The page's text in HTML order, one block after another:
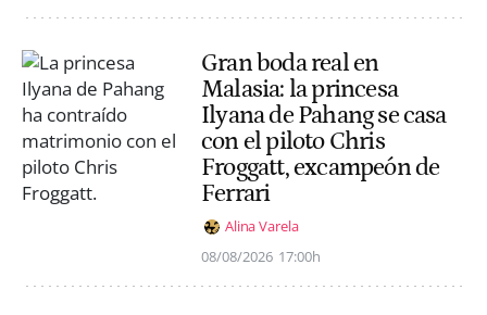
Gran boda real en
Malasia: la princesa
Ilyana de Pahang se casa
con el piloto Chris
Froggatt, excampeón de
Ferrari
Alina Varela
08/08/2026 17:00h